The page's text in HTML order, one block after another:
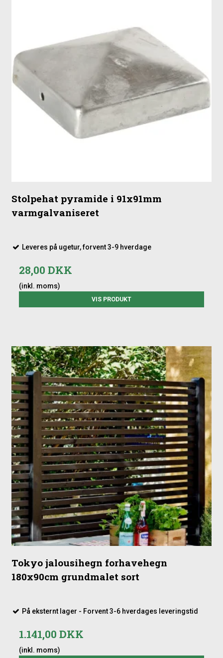
Stolpehat pyramide i 91x91mm
varmgalvaniseret
Leveres på ugetur, forvent 3-9 hverdage
28,00 DKK
(inkl. moms)
VIS PRODUKT
Tokyo jalousihegn forhavehegn
180x90cm grundmalet sort
På eksternt lager - Forvent 3-6 hverdages leveringstid
1.141,00 DKK
(inkl. moms)